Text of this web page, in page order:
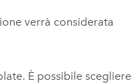
verrà considerata
È possibile scegliere